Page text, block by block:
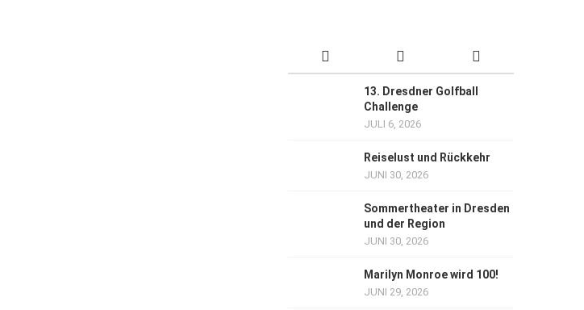
13. Dresdner Golfball
Challenge
JULI 6, 2026
Reiselust und Rückkehr
JUNI 30, 2026
Sommertheater in Dresden
und der Region
JUNI 30, 2026
Marilyn Monroe wird 100!
JUNI 29, 2026